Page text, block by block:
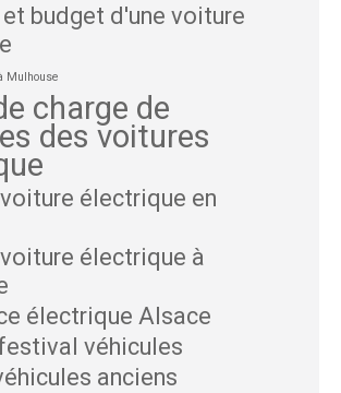
budget d'une voiture
Mulhouse
charge de
des voitures
électrique en
électrique à
électrique Alsace
véhicules
anciens